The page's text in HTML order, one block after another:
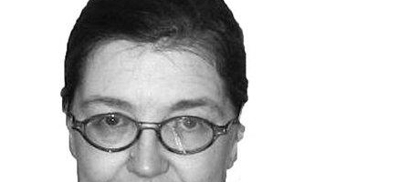
КЛЮЧЕВЫЕ СЛОВА
Регистрация